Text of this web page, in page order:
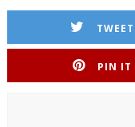
TWEET
PIN IT